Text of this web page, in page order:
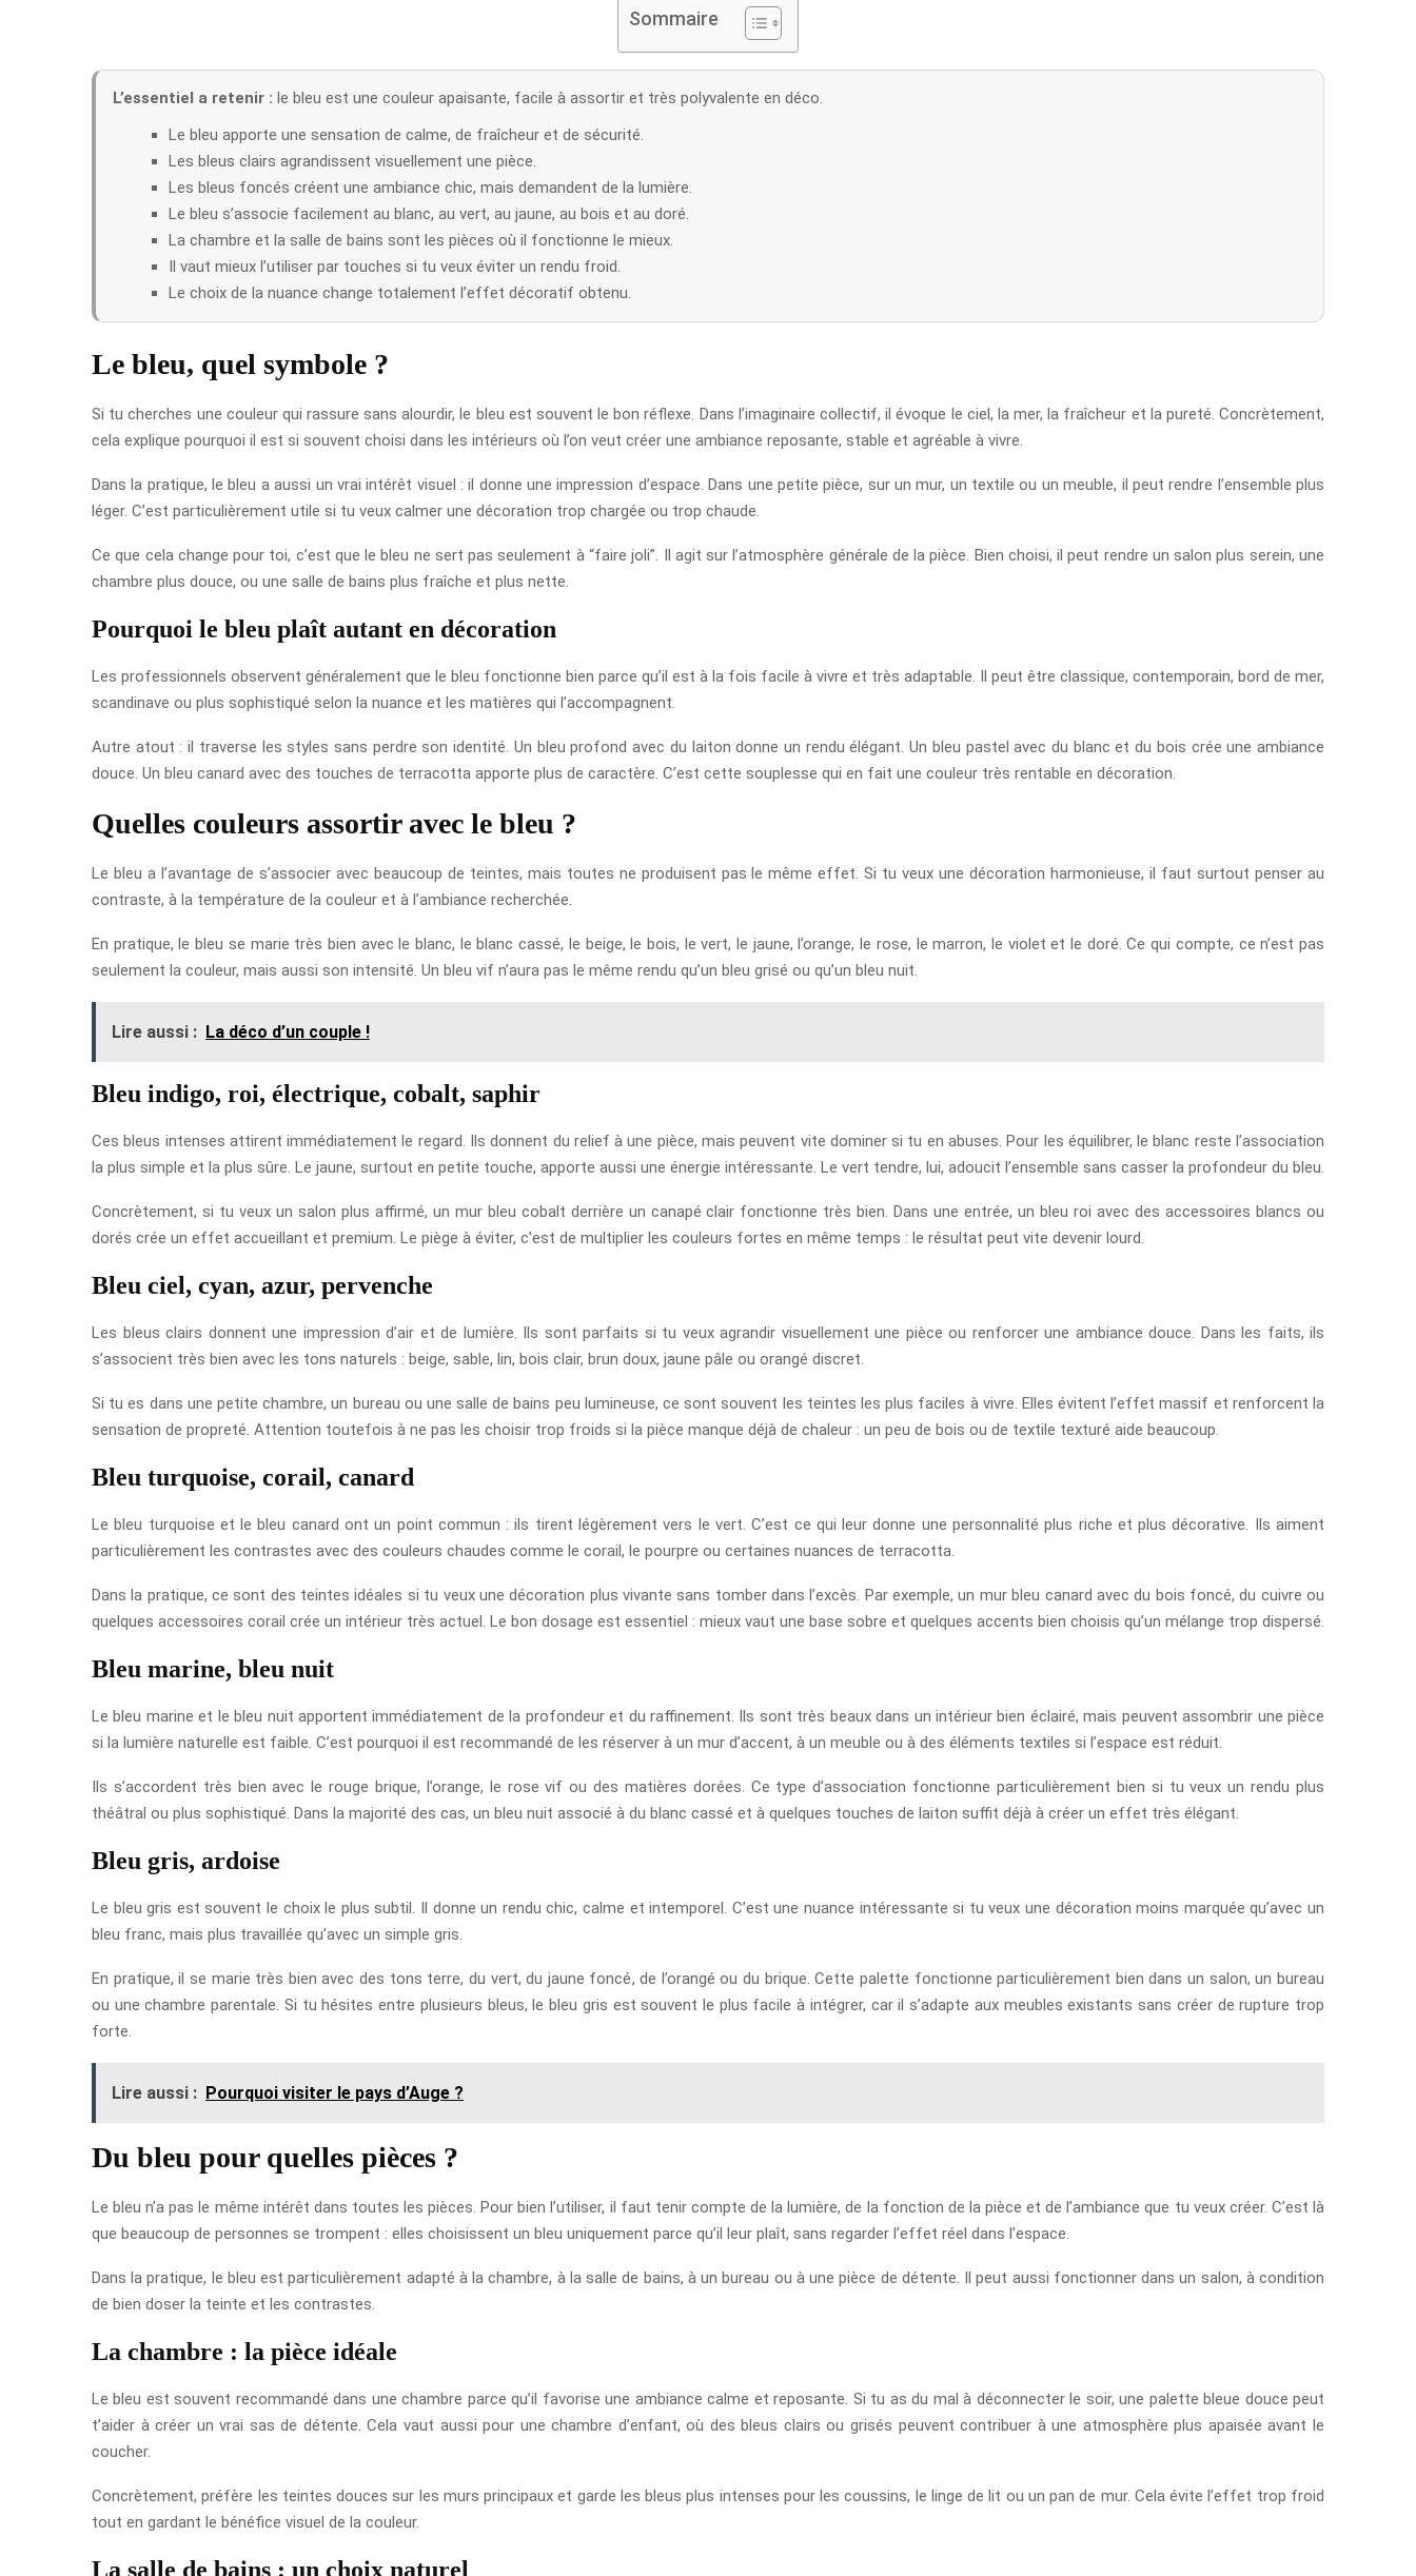
Sommaire
L’essentiel a retenir : le bleu est une couleur apaisante, facile à assortir et très polyvalente en déco.
Le bleu apporte une sensation de calme, de fraîcheur et de sécurité.
Les bleus clairs agrandissent visuellement une pièce.
Les bleus foncés créent une ambiance chic, mais demandent de la lumière.
Le bleu s’associe facilement au blanc, au vert, au jaune, au bois et au doré.
La chambre et la salle de bains sont les pièces où il fonctionne le mieux.
Il vaut mieux l’utiliser par touches si tu veux éviter un rendu froid.
Le choix de la nuance change totalement l’effet décoratif obtenu.
Le bleu, quel symbole ?
Si tu cherches une couleur qui rassure sans alourdir, le bleu est souvent le bon réflexe. Dans l’imaginaire collectif, il évoque le ciel, la mer, la fraîcheur et la pureté. Concrètement,
cela explique pourquoi il est si souvent choisi dans les intérieurs où l’on veut créer une ambiance reposante, stable et agréable à vivre.
Dans la pratique, le bleu a aussi un vrai intérêt visuel : il donne une impression d’espace. Dans une petite pièce, sur un mur, un textile ou un meuble, il peut rendre l’ensemble plus
léger. C’est particulièrement utile si tu veux calmer une décoration trop chargée ou trop chaude.
Ce que cela change pour toi, c’est que le bleu ne sert pas seulement à “faire joli”. Il agit sur l’atmosphère générale de la pièce. Bien choisi, il peut rendre un salon plus serein, une
chambre plus douce, ou une salle de bains plus fraîche et plus nette.
Pourquoi le bleu plaît autant en décoration
Les professionnels observent généralement que le bleu fonctionne bien parce qu’il est à la fois facile à vivre et très adaptable. Il peut être classique, contemporain, bord de mer,
scandinave ou plus sophistiqué selon la nuance et les matières qui l’accompagnent.
Autre atout : il traverse les styles sans perdre son identité. Un bleu profond avec du laiton donne un rendu élégant. Un bleu pastel avec du blanc et du bois crée une ambiance
douce. Un bleu canard avec des touches de terracotta apporte plus de caractère. C’est cette souplesse qui en fait une couleur très rentable en décoration.
Quelles couleurs assortir avec le bleu ?
Le bleu a l’avantage de s’associer avec beaucoup de teintes, mais toutes ne produisent pas le même effet. Si tu veux une décoration harmonieuse, il faut surtout penser au
contraste, à la température de la couleur et à l’ambiance recherchée.
En pratique, le bleu se marie très bien avec le blanc, le blanc cassé, le beige, le bois, le vert, le jaune, l’orange, le rose, le marron, le violet et le doré. Ce qui compte, ce n’est pas
seulement la couleur, mais aussi son intensité. Un bleu vif n’aura pas le même rendu qu’un bleu grisé ou qu’un bleu nuit.
Lire aussi : La déco d’un couple !
Bleu indigo, roi, électrique, cobalt, saphir
Ces bleus intenses attirent immédiatement le regard. Ils donnent du relief à une pièce, mais peuvent vite dominer si tu en abuses. Pour les équilibrer, le blanc reste l’association
la plus simple et la plus sûre. Le jaune, surtout en petite touche, apporte aussi une énergie intéressante. Le vert tendre, lui, adoucit l’ensemble sans casser la profondeur du bleu.
Concrètement, si tu veux un salon plus affirmé, un mur bleu cobalt derrière un canapé clair fonctionne très bien. Dans une entrée, un bleu roi avec des accessoires blancs ou
dorés crée un effet accueillant et premium. Le piège à éviter, c’est de multiplier les couleurs fortes en même temps : le résultat peut vite devenir lourd.
Bleu ciel, cyan, azur, pervenche
Les bleus clairs donnent une impression d’air et de lumière. Ils sont parfaits si tu veux agrandir visuellement une pièce ou renforcer une ambiance douce. Dans les faits, ils
s’associent très bien avec les tons naturels : beige, sable, lin, bois clair, brun doux, jaune pâle ou orangé discret.
Si tu es dans une petite chambre, un bureau ou une salle de bains peu lumineuse, ce sont souvent les teintes les plus faciles à vivre. Elles évitent l’effet massif et renforcent la
sensation de propreté. Attention toutefois à ne pas les choisir trop froids si la pièce manque déjà de chaleur : un peu de bois ou de textile texturé aide beaucoup.
Bleu turquoise, corail, canard
Le bleu turquoise et le bleu canard ont un point commun : ils tirent légèrement vers le vert. C’est ce qui leur donne une personnalité plus riche et plus décorative. Ils aiment
particulièrement les contrastes avec des couleurs chaudes comme le corail, le pourpre ou certaines nuances de terracotta.
Dans la pratique, ce sont des teintes idéales si tu veux une décoration plus vivante sans tomber dans l’excès. Par exemple, un mur bleu canard avec du bois foncé, du cuivre ou
quelques accessoires corail crée un intérieur très actuel. Le bon dosage est essentiel : mieux vaut une base sobre et quelques accents bien choisis qu’un mélange trop dispersé.
Bleu marine, bleu nuit
Le bleu marine et le bleu nuit apportent immédiatement de la profondeur et du raffinement. Ils sont très beaux dans un intérieur bien éclairé, mais peuvent assombrir une pièce
si la lumière naturelle est faible. C’est pourquoi il est recommandé de les réserver à un mur d’accent, à un meuble ou à des éléments textiles si l’espace est réduit.
Ils s’accordent très bien avec le rouge brique, l’orange, le rose vif ou des matières dorées. Ce type d’association fonctionne particulièrement bien si tu veux un rendu plus
théâtral ou plus sophistiqué. Dans la majorité des cas, un bleu nuit associé à du blanc cassé et à quelques touches de laiton suffit déjà à créer un effet très élégant.
Bleu gris, ardoise
Le bleu gris est souvent le choix le plus subtil. Il donne un rendu chic, calme et intemporel. C’est une nuance intéressante si tu veux une décoration moins marquée qu’avec un
bleu franc, mais plus travaillée qu’avec un simple gris.
En pratique, il se marie très bien avec des tons terre, du vert, du jaune foncé, de l’orangé ou du brique. Cette palette fonctionne particulièrement bien dans un salon, un bureau
ou une chambre parentale. Si tu hésites entre plusieurs bleus, le bleu gris est souvent le plus facile à intégrer, car il s’adapte aux meubles existants sans créer de rupture trop
forte.
Lire aussi : Pourquoi visiter le pays d’Auge ?
Du bleu pour quelles pièces ?
Le bleu n’a pas le même intérêt dans toutes les pièces. Pour bien l’utiliser, il faut tenir compte de la lumière, de la fonction de la pièce et de l’ambiance que tu veux créer. C’est là
que beaucoup de personnes se trompent : elles choisissent un bleu uniquement parce qu’il leur plaît, sans regarder l’effet réel dans l’espace.
Dans la pratique, le bleu est particulièrement adapté à la chambre, à la salle de bains, à un bureau ou à une pièce de détente. Il peut aussi fonctionner dans un salon, à condition
de bien doser la teinte et les contrastes.
La chambre : la pièce idéale
Le bleu est souvent recommandé dans une chambre parce qu’il favorise une ambiance calme et reposante. Si tu as du mal à déconnecter le soir, une palette bleue douce peut
t’aider à créer un vrai sas de détente. Cela vaut aussi pour une chambre d’enfant, où des bleus clairs ou grisés peuvent contribuer à une atmosphère plus apaisée avant le
coucher.
Concrètement, préfère les teintes douces sur les murs principaux et garde les bleus plus intenses pour les coussins, le linge de lit ou un pan de mur. Cela évite l’effet trop froid
tout en gardant le bénéfice visuel de la couleur.
La salle de bains : un choix naturel